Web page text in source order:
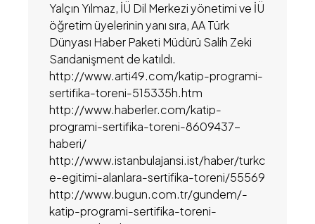
Yalçın Yılmaz, İÜ Dil Merkezi yönetimi ve İÜ
öğretim üyelerinin yanı sıra, AA Türk
Dünyası Haber Paketi Müdürü Salih Zeki
Sarıdanişment de katıldı.
http://www.arti49.com/katip-programi-
sertifika-toreni-515335h.htm
http://www.haberler.com/katip-
programi-sertifika-toreni-8609437-
haberi/
http://www.istanbulajansi.ist/haber/turkc
e-egitimi-alanlara-sertifika-toreni/55569
http://www.bugun.com.tr/gundem/-
katip-programi-sertifika-toreni-